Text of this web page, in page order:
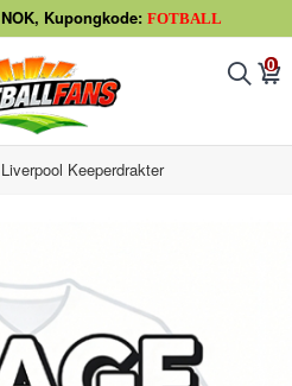
NOK, Kupongkode: FOTBALL
󰂨 0
󰃦
Liverpool Keeperdrakter